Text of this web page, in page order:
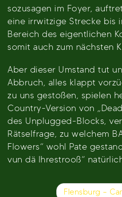
sozusagen im Foyer,
eine irrwitzige Strecke bis
Bereich des eigentlichen
somit auch zum nächsten
Aber dieser Umstand tut
Abbruch, alles klappt
zu uns gestoßen, spielen
Country-Version von
des Unplugged-Blocks,
Rätselfrage, zu welchem
Flowers“ wohl Pate
vun dä Ihrestrooß“
Flensburg –